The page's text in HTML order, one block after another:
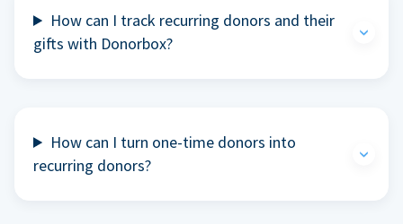
How can I track recurring donors and their
gifts with Donorbox?
How can I turn one-time donors into
recurring donors?